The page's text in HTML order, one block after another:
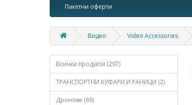
Пакетни оферти
Видео Video Accessories
Всички продукти (297)
ТРАНСПОРТНИ КУФАРИ И РАНИЦИ (2)
Дронове (69)